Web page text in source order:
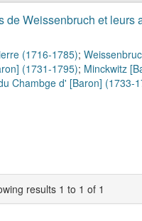
Weissenbruch et leurs
(1716-1785);
(1731-1795); Minckwitz
Chambge d' [Baron] (1733-
results 1 to 1 of 1